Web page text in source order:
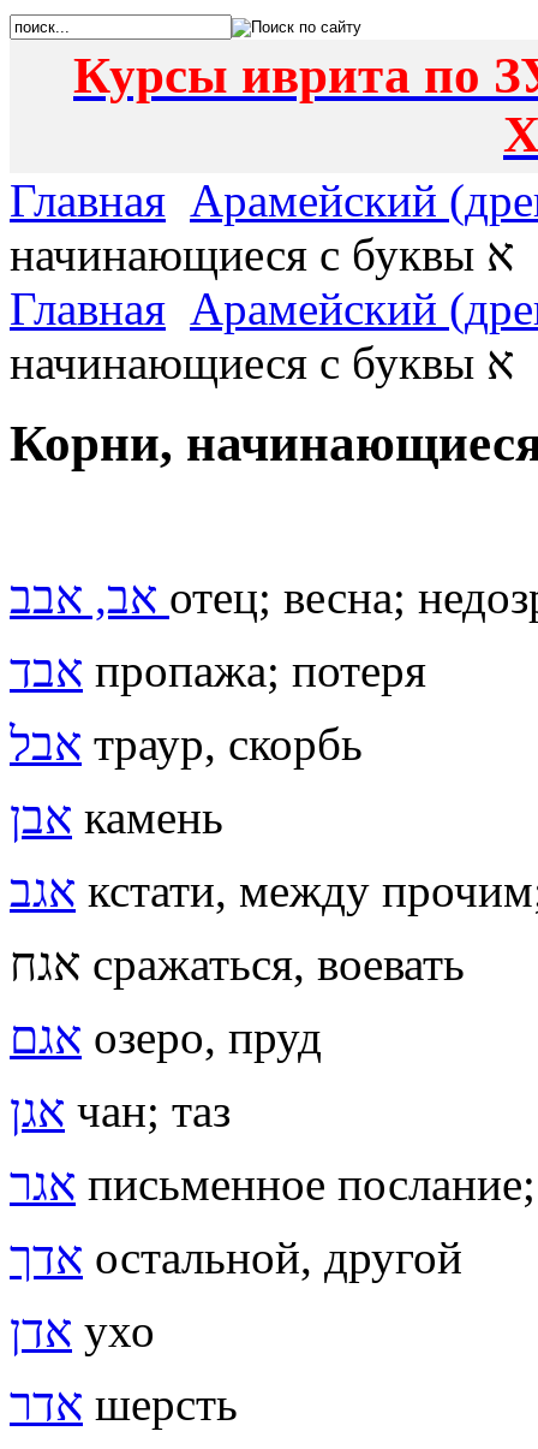
Курсы иврита по
Главная Арамейский
начинающиеся с буквы א
Главная Арамейский
начинающиеся с буквы א
отец; весна;
אבד пропажа; потеря
אבל траур, скорбь
אבן камень
אגב кстати, между
אגח сражаться, воевать
אגם озеро, пруд
אגן чан; таз
אגר письменное
אדך остальной, другой
אדן ухо
אדר шерсть